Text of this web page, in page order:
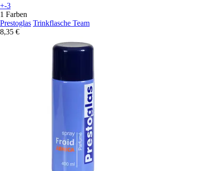
+-3
1 Farben
Prestoglas Trinkflasche Team
8,35 €